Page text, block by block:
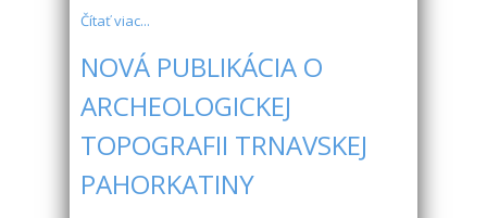
Čítať viac...
NOVÁ PUBLIKÁCIA O
ARCHEOLOGICKEJ
TOPOGRAFII TRNAVSKEJ
PAHORKATINY